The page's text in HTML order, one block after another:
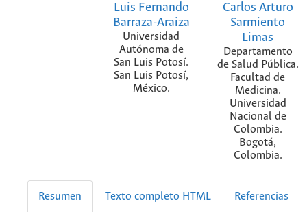
Luis Fernando
Barraza-Araiza
Universidad
Autónoma de
San Luis Potosí.
San Luis Potosí,
México.
Carlos Arturo
Sarmiento
Limas
Departamento
de Salud Pública.
Facultad de
Medicina.
Universidad
Nacional de
Colombia.
Bogotá,
Colombia.
Resumen Texto completo HTML Referencias